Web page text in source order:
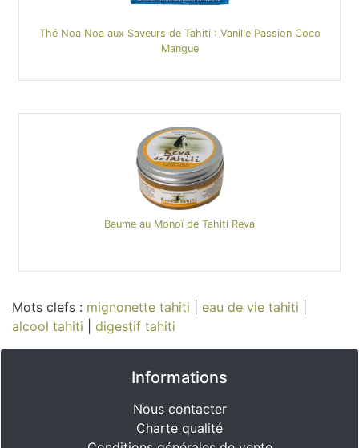
Thé Noa Noa aux Saveurs de Tahiti : Vanille Passion Coco
Mangue
Baume au Monoï de Tahiti Reva
Mots clefs : mignonette tahiti eau de vie tahiti
alcool tahiti
digestif tahiti
Informations
Nous contacter
Charte qualité